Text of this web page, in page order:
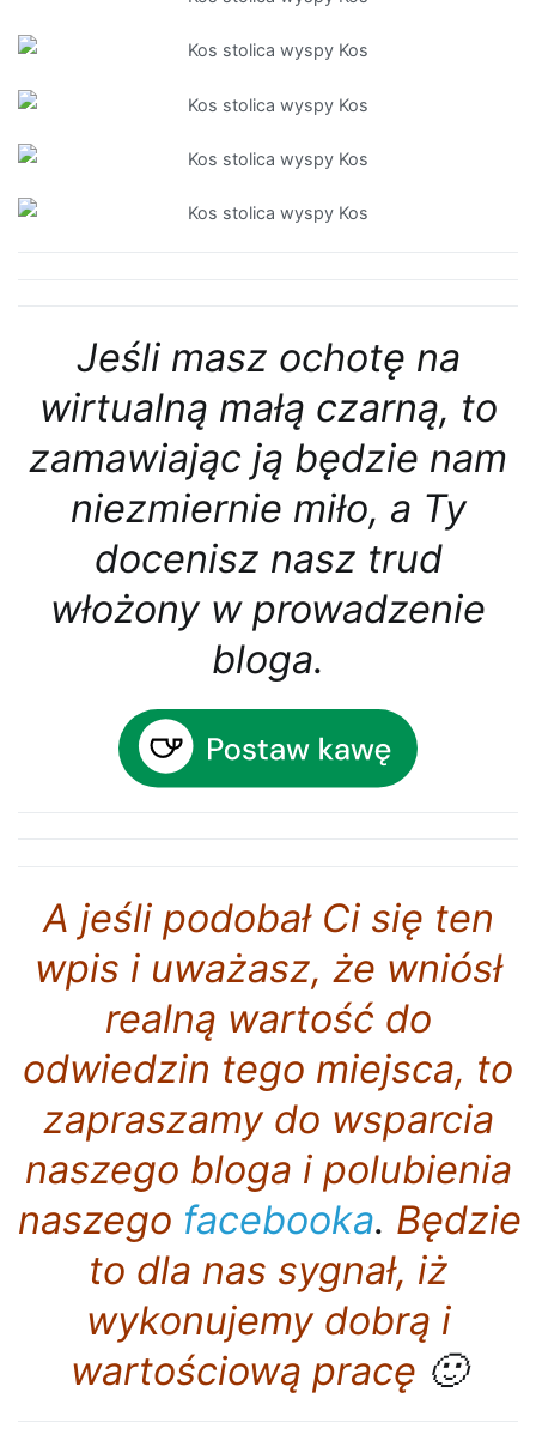
Jeśli masz ochotę na
wirtualną małą czarną, to
zamawiając ją będzie nam
niezmiernie miło, a Ty
docenisz nasz trud
włożony w prowadzenie
bloga.
A jeśli podobał Ci się ten
wpis iuważasz, że wniósł
realną wartość do
odwiedzin tego miejsca, to
zapraszamy do wsparcia
naszego bloga i polubienia
naszego facebooka. Będzie
to dla nas sygnał, iż
wykonujemy dobrą i
wartościową pracę 🙂